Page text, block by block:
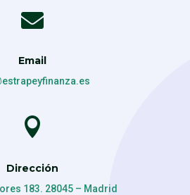

Email

Dirección
183. 28045 – Madrid